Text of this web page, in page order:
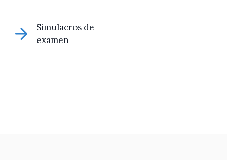
Simulacros de
examen